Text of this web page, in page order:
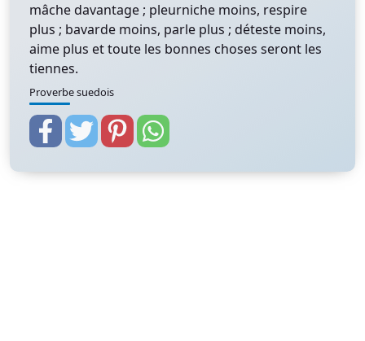
mâche davantage ; pleurniche moins, respire
plus ; bavarde moins, parle plus ; déteste moins,
aime plus et toute les bonnes choses seront les
tiennes.
Proverbe suedois